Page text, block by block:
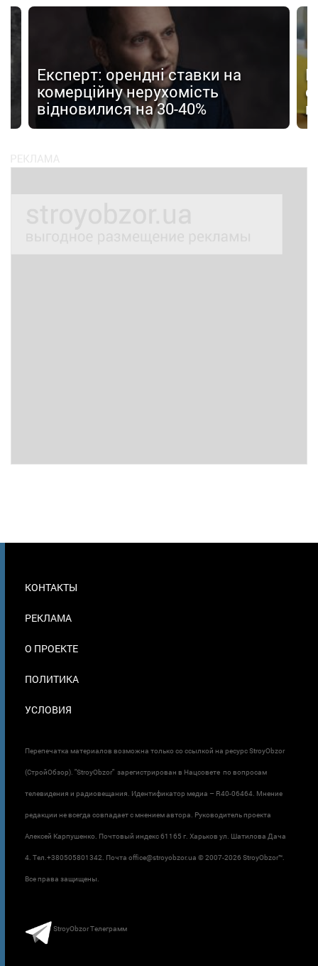
Експерт: орендні ставки на
комерційну нерухомість
відновилися на 30-40%
В
КОНТАКТЫ
РЕКЛАМА
О ПРОЕКТЕ
ПОЛИТИКА
УСЛОВИЯ
Перепечатка материалов возможна только со ссылкой на ресурс StroyObzor
(СтройОбзор). "StroyObzor" зарегистрирован в Нацсовете по вопросам
телевидения и радиовещания. Идентификатор медиа – R40-06464. Мнение
редакции не всегда совпадает с мнением автора. Руководитель проекта
Алексей Карпушенко. Почтовый индекс 61165 г. Харьков ул. Шатилова Дача
4. Тел.+380505801342. Почта office@stroyobzor.ua © 2007-2026 StroyObzor™.
Все права защищены.
StroyObzor Телеграмм